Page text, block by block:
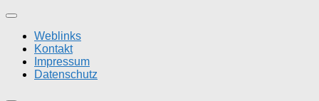
Zum
springenWeblinks
Kontakt
Impressum
Datenschutz